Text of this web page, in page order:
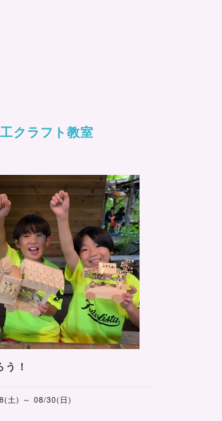
クラフト教室
！
土) ～ 08/30(日)